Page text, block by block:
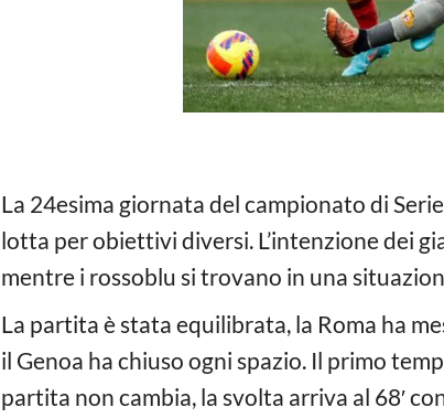
La 24esima giornata del campionato di
lotta per obiettivi diversi. L’intenzione dei
mentre i rossoblu si trovano in una
La partita è stata equilibrata, la Roma ha
il Genoa ha chiuso ogni spazio. Il primo
partita non cambia, la svolta arriva al 68′